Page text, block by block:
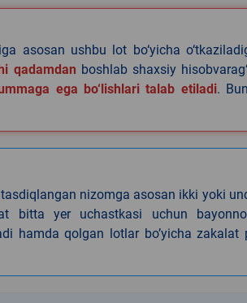
asosan ushbu lot bo‘yicha
qadamdan boshlab shaxsiy
ega bo‘lishlari talab etiladi.
nizomga asosan ikki yoki
bitta yer uchastkasi uchun
hamda qolgan lotlar bo’yicha zakalat